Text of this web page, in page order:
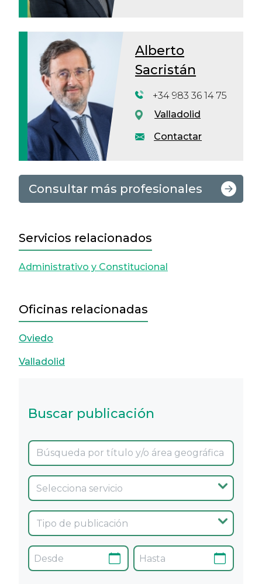
Alberto
Sacristán
Contactar
+34 983 36 14 75
Valladolid
Consultar más profesionales
Servicios relacionados
Administrativo y Constitucional
Oficinas relacionadas
Oviedo
Valladolid
Buscar publicación